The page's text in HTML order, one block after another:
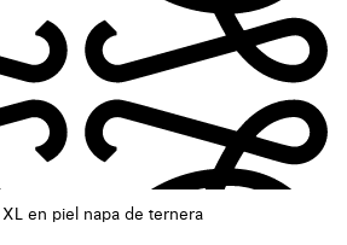
en piel napa de ternera